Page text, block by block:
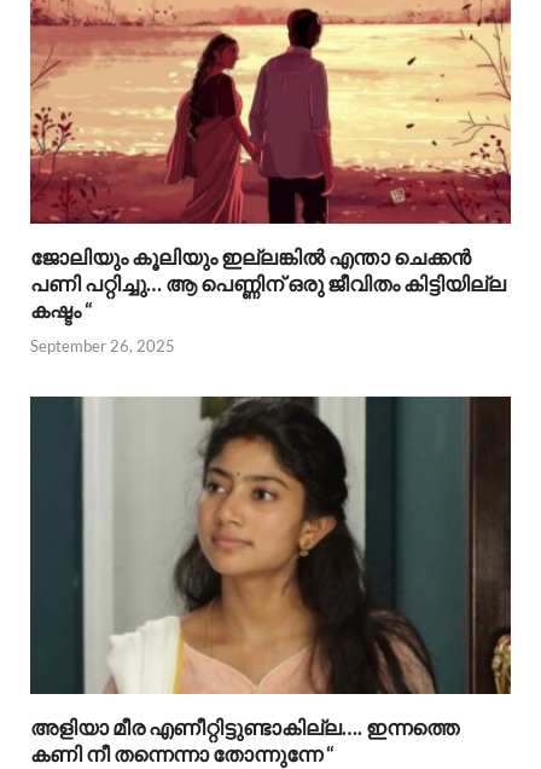
ജോലിയും കൂലിയും ഇല്ലങ്കിൽ എന്താ ചെക്കൻ
പണി പറ്റിച്ചു… ആ പെണ്ണിന് ഒരു ജീവിതം കിട്ടിയില്ല
കഷ്ടം “
September 26, 2025
അളിയാ മീര എണീറ്റിട്ടുണ്ടാകില്ല…. ഇന്നത്തെ
കണി നീ തന്നെന്നാ തോന്നുന്നേ “